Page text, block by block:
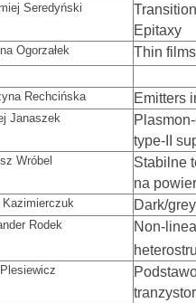
Seredyński
Epitaxy
Ogorzałek Thin
Rechcińska Emitters
Janaszek
type-II
Wróbel
Stabilne
na
Kazimierczuk Dark/
Rodek
Non-